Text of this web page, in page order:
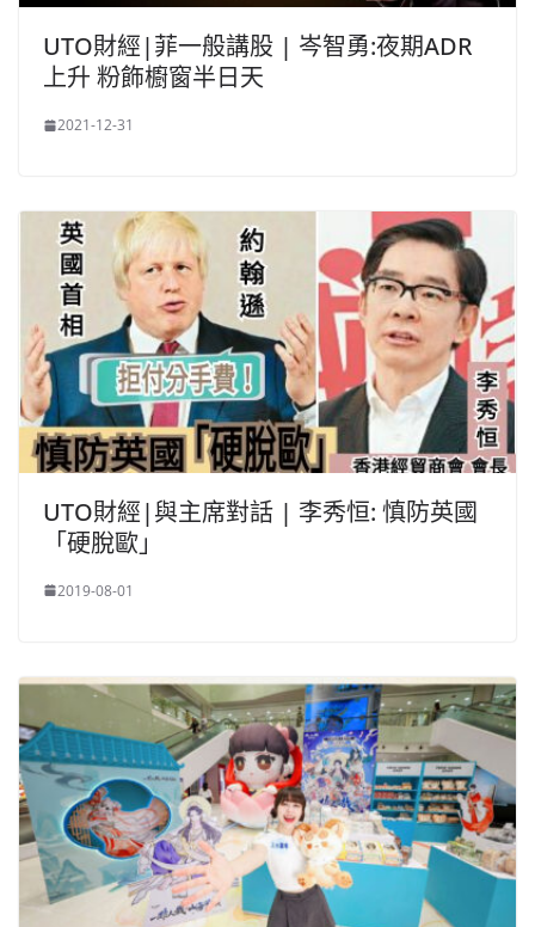
UTO財經|菲一般講股 | 岑智勇:夜期ADR
上升 粉飾櫥窗半日天
2021-12-31
UTO財經|與主席對話 | 李秀恒: 慎防英國
「硬脫歐」
2019-08-01